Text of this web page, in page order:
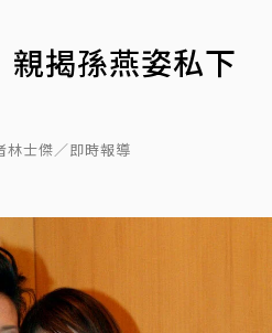
揭孫燕姿私下
林士傑／即時報導